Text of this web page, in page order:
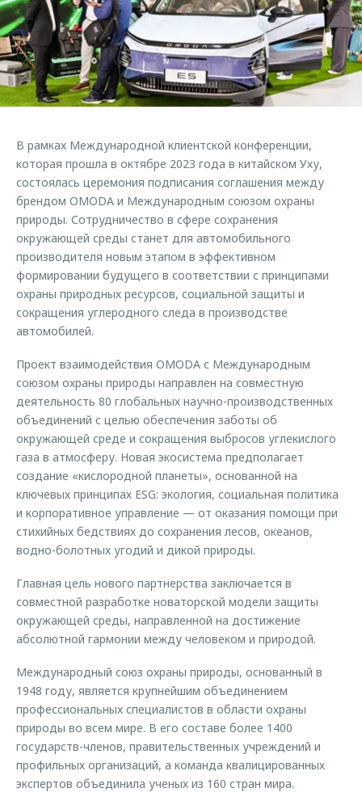
Страхование
Кредитный калькулятор
Аксессуары
Одежда и сувениры
Запчасти
Трейд-ин
Калькулятор трейд-ин
Клиентская поддержка
O&J Автоклуб
Клуб владельцев OMODA
Приложение O&J
Одежда и сувениры
Оригинальные аксессуары
Запчасти
Обратная связь
В рамках Международной клиентской конференции,
которая прошла в октябре 2023 года в китайском Уху,
состоялась церемония подписания соглашения между
брендом OMODA и Международным союзом охраны
природы. Сотрудничество в сфере сохранения
окружающей среды станет для автомобильного
производителя новым этапом в эффективном
формировании будущего в соответствии с принципами
охраны природных ресурсов, социальной защиты и
сокращения углеродного следа в производстве
автомобилей.
Проект взаимодействия OMODA с Международным
союзом охраны природы направлен на совместную
деятельность 80 глобальных научно-производственных
объединений с целью обеспечения заботы об
окружающей среде и сокращения выбросов углекислого
газа в атмосферу. Новая экосистема предполагает
создание «кислородной планеты», основанной на
ключевых принципах ESG: экология, социальная политика
и корпоративное управление — от оказания помощи при
стихийных бедствиях до сохранения лесов, океанов,
водно-болотных угодий и дикой природы.
Главная цель нового партнерства заключается в
совместной разработке новаторской модели защиты
окружающей среды, направленной на достижение
абсолютной гармонии между человеком и природой.
Международный союз охраны природы, основанный в
1948 году, является крупнейшим объединением
профессиональных специалистов в области охраны
природы во всем мире. В его составе более 1400
государств-членов, правительственных учреждений и
профильных организаций, а команда квалицированных
экспертов объединила ученых из 160 стран мира.